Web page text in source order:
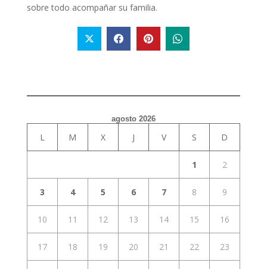
sobre todo acompañar su familia.
agosto 2026
L M X J V S D
1 2
3 4 5 6 7 8 9
10 11 12 13 14 15 16
17 18 19 20 21 22 23